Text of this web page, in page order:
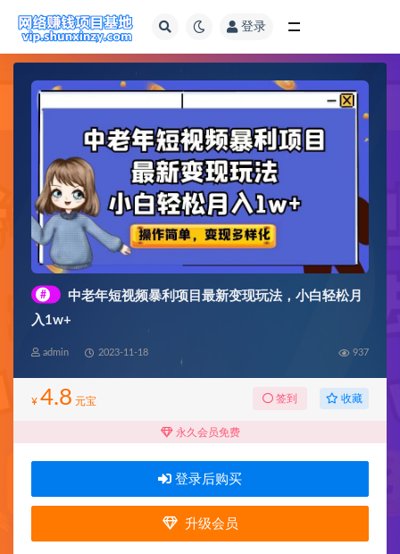
登录
#
中老年短视频暴利项目最新变现玩法，小白轻松月
入1w+
admin 2023-11-18 937
¥ 4.8 元宝 签到 收藏
永久会员免费
登录后购买
升级会员